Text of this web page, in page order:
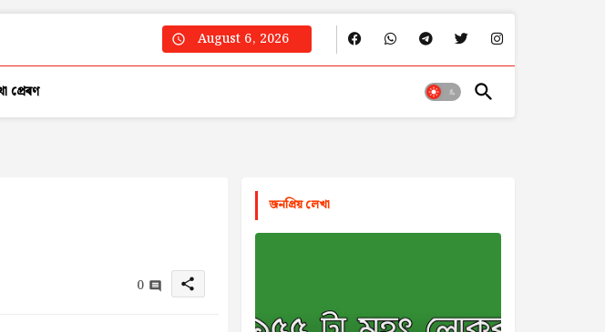
August 6, 2026
প্ৰেৰণ
0 share
জনপ্রিয় লেখা